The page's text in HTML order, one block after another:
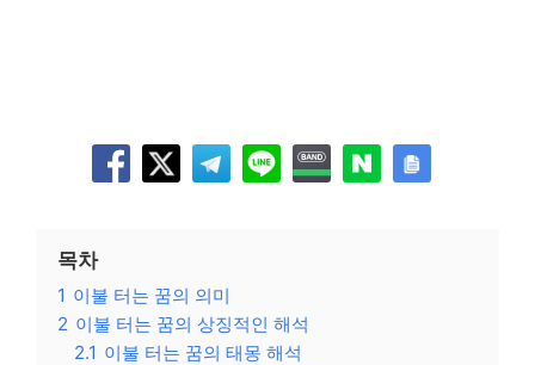
목차
1 이불 터는 꿈의 의미
2 이불 터는 꿈의 상징적인 해석
2.1 이불 터는 꿈의 태몽 해석